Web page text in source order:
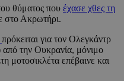
θύματος που έχασε χθες τη
στο Ακρωτήρι.
πρόκειται για τον Ολεγκάντρ
την Ουκρανία, μόνιμο
μοτοσικλέτα επέβαινε και